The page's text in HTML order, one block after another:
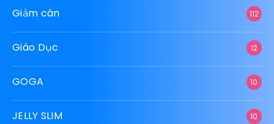
Giảm cân 112
Giáo Dục 12
GOGA 10
JELLY SLIM 10